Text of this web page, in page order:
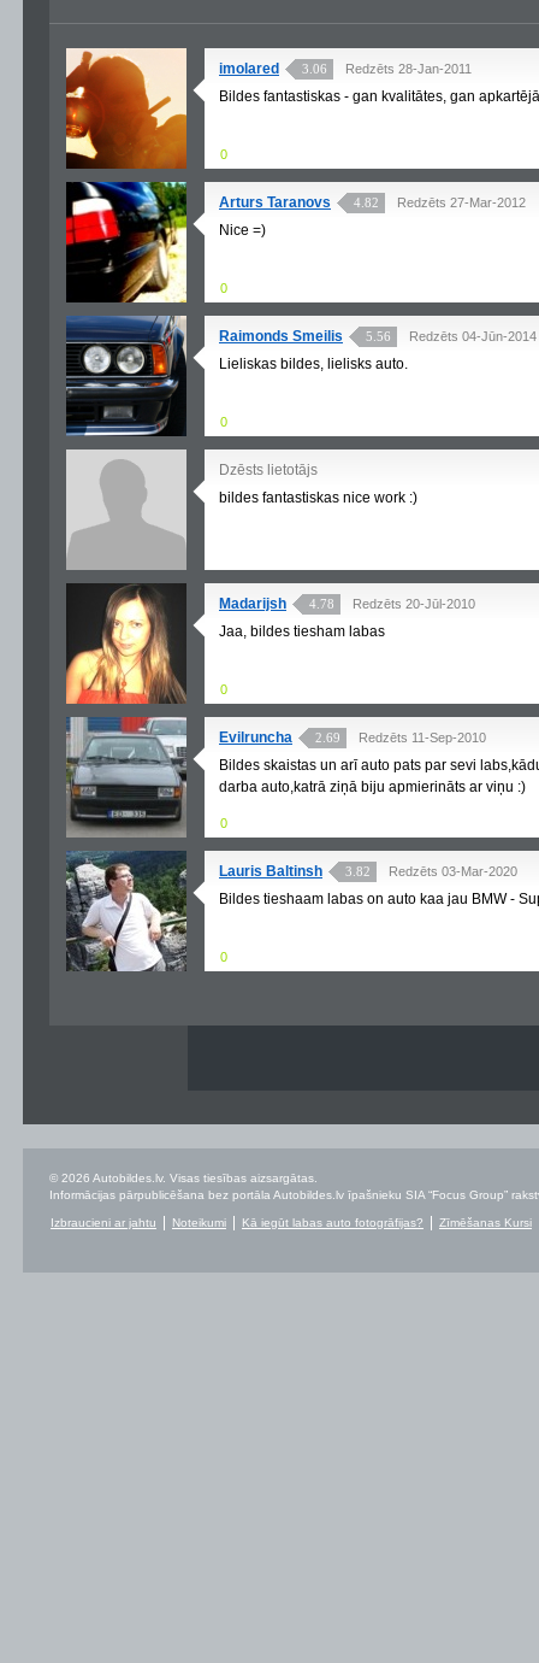
imolared 3.06 Redzēts 28-Jan-2011
Bildes fantastiskas - gan kvalitātes, gan
0
Arturs Taranovs 4.82 Redzēts 27-Mar-2012
Nice =)
0
Raimonds Smeilis 5.56 Redzēts 04-Jūn-2014
Lieliskas bildes, lielisks auto.
0
Dzēsts lietotājs
bildes fantastiskas nice work :)
Madarijsh 4.78 Redzēts 20-Jūl-2010
Jaa, bildes tiesham labas
0
Evilruncha 2.69 Redzēts 11-Sep-2010
Bildes skaistas un arī auto pats par sevi
darba auto,katrā ziņā biju apmierināts ar viņu :)
0
Lauris Baltinsh 3.82 Redzēts 03-Mar-2020
Bildes tieshaam labas on auto kaa jau BMW -
0
© 2026 Autobildes.lv. Visas tiesības aizsargātas.
Informācijas pārpublicēšana bez portāla Autobildes.lv īpašnieku SIA “Focus Group”
Izbraucieni ar jahtu Noteikumi Kā iegūt labas auto fotogrāfijas? Zīmēšanas Kursi